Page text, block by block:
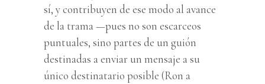
sí, y contribuyen de ese modo al avance
de la trama —pues no son escarceos
puntuales, sino partes de un guión
destinadas a enviar un mensaje a su
único destinatario posible (Ron a